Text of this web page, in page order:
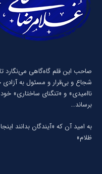
صاحب این قلم گاه‌گاهی می‌نگارد
شجاع و بی‌قرار و مسئول به
ناامیدی» و «تنگنای ساختاری»
برساند…
به امید آن که «آیندگان بدانند
ظلام»